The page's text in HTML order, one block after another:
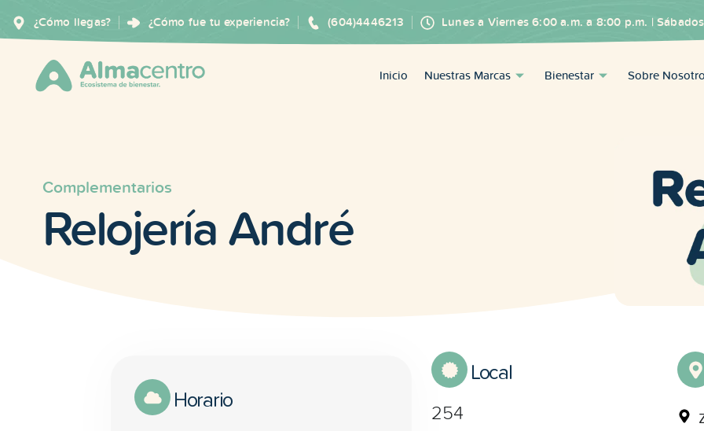
¿Cómo llegas? ¿Cómo fue tu experiencia? (604)4446213 Lunes a Viernes 6:00 a.m. a 8:00 p.m. |
Inicio Nuestras Marcas Bienestar Sobre
Complementarios
Relojería André
Horario
Local
254